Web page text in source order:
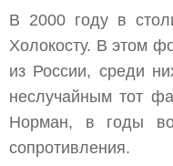
В 2000 году в
Холокосту. В этом
из России, среди
неслучайным тот
Норман, в годы
сопротивления.